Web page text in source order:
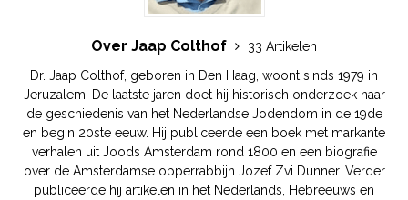
Over Jaap Colthof
33 Artikelen
Dr. Jaap Colthof, geboren in Den Haag, woont sinds 1979 in
Jeruzalem. De laatste jaren doet hij historisch onderzoek naar
de geschiedenis van het Nederlandse Jodendom in de 19de
en begin 20ste eeuw. Hij publiceerde een boek met markante
verhalen uit Joods Amsterdam rond 1800 en een biografie
over de Amsterdamse opperrabbijn Jozef Zvi Dunner. Verder
publiceerde hij artikelen in het Nederlands, Hebreeuws en